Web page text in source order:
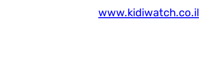
www.kidiwatch.co.il